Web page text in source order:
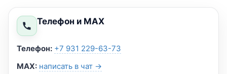
Телефон и MAX
Телефон: +7 931 229-63-73
MAX: написать в чат →